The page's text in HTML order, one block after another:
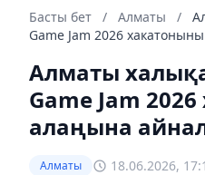
Басты бет / Алматы /
Game Jam 2026
Алматы
Game Jam
алаңына
Алматы 18.06.2026,